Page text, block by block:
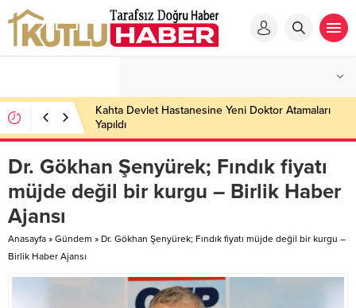
Kahta Devlet Hastanesine Yeni Doktor Atamaları
Yapıldı
Dr. Gökhan Şenyürek; Fındık fiyatı
müjde değil bir kurgu – Birlik Haber
Ajansı
Anasayfa » Gündem » Dr. Gökhan Şenyürek; Fındık fiyatı müjde değil bir kurgu –
Birlik Haber Ajansı